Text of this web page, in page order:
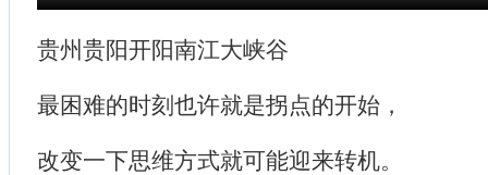
贵州贵阳开阳南江大峡谷
最困难的时刻也许就是拐点的开始，
改变一下思维方式就可能迎来转机。